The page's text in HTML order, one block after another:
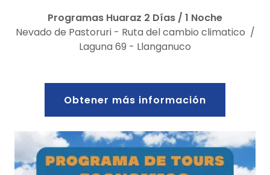
Programas Huaraz 2 Días / 1 Noche
Nevado de Pastoruri - Ruta del cambio climatico /
Laguna 69 - Llanganuco
Obtener más información